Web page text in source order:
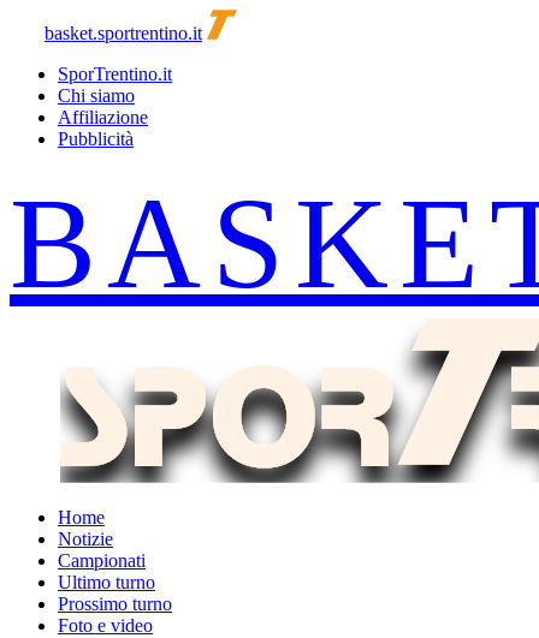
basket.sportrentino.it
SporTrentino.it
Chi siamo
Affiliazione
Pubblicità
Home
Notizie
Campionati
Ultimo turno
Prossimo turno
Foto e video